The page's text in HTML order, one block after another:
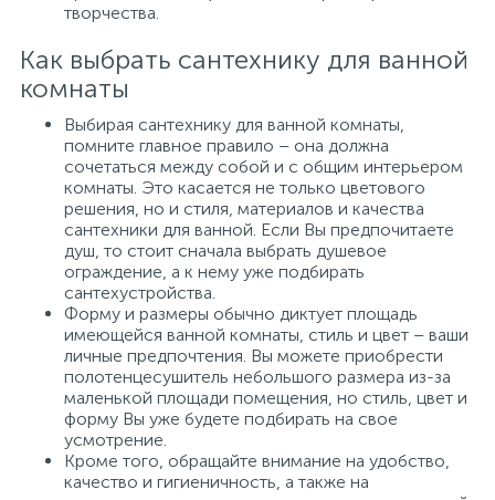
творчества.
Как выбрать сантехнику для ванной
комнаты
Выбирая сантехнику для ванной комнаты,
помните главное правило – она должна
сочетаться между собой и с общим интерьером
комнаты. Это касается не только цветового
решения, но и стиля, материалов и качества
сантехники для ванной. Если Вы предпочитаете
душ, то стоит сначала выбрать душевое
ограждение, а к нему уже подбирать
сантехустройства.
Форму и размеры обычно диктует площадь
имеющейся ванной комнаты, стиль и цвет – ваши
личные предпочтения. Вы можете приобрести
полотенцесушитель небольшого размера из-за
маленькой площади помещения, но стиль, цвет и
форму Вы уже будете подбирать на свое
усмотрение.
Кроме того, обращайте внимание на удобство,
качество и гигиеничность, а также на